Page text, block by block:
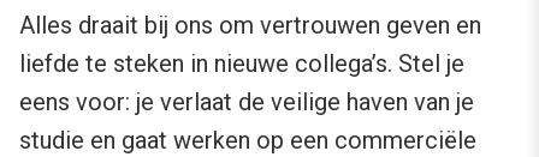
Alles draait bij ons om vertrouwen geven en
liefde te steken in nieuwe collega’s. Stel je
eens voor: je verlaat de veilige haven van je
studie en gaat werken op een commerciële